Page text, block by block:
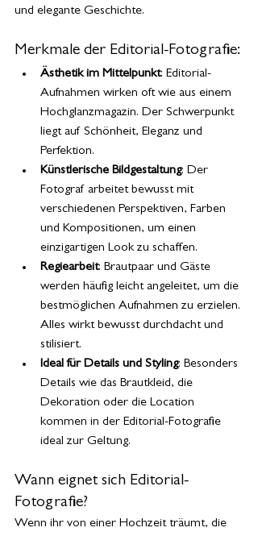
und elegante Geschichte.
Merkmale der Editorial-Fotografie:
Ästhetik im Mittelpunkt: Editorial-
Aufnahmen wirken oft wie aus einem
Hochglanzmagazin. Der Schwerpunkt
liegt auf Schönheit, Eleganz und
Perfektion.
Künstlerische Bildgestaltung: Der
Fotograf arbeitet bewusst mit
verschiedenen Perspektiven, Farben
und Kompositionen, um einen
einzigartigen Look zu schaffen.
Regiearbeit: Brautpaar und Gäste
werden häufig leicht angeleitet, um die
bestmöglichen Aufnahmen zu erzielen.
Alles wirkt bewusst durchdacht und
stilisiert.
Ideal für Details und Styling: Besonders
Details wie das Brautkleid, die
Dekoration oder die Location
kommen in der Editorial-Fotografie
ideal zur Geltung.
Wann eignet sich Editorial-
Fotografie?
Wenn ihr von einer Hochzeit träumt, die